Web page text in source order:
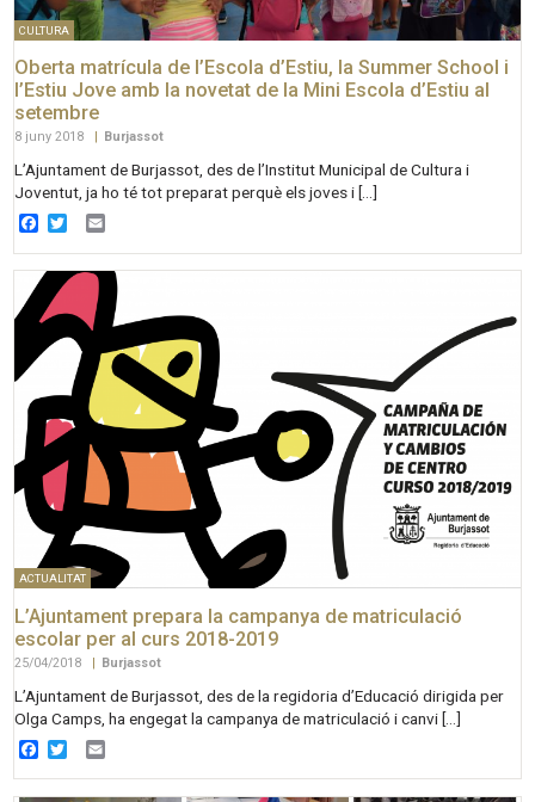
CULTURA
Oberta matrícula de l’Escola d’Estiu, la Summer School i
l’Estiu Jove amb la novetat de la Mini Escola d’Estiu al
setembre
8 juny 2018 Burjassot
L’Ajuntament de Burjassot, des de l’Institut Municipal de Cultura i
Joventut, ja ho té tot preparat perquè els joves i […]
Facebook
Twitter
ACTUALITAT
L’Ajuntament prepara la campanya de matriculació
escolar per al curs 2018-2019
25/04/2018 Burjassot
L’Ajuntament de Burjassot, des de la regidoria d’Educació dirigida per
Olga Camps, ha engegat la campanya de matriculació i canvi […]
Facebook
Twitter